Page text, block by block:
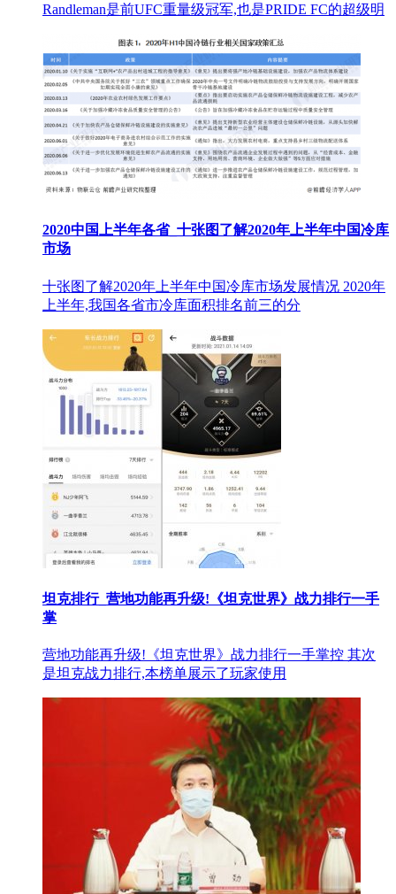
Randleman是前UFC重量级冠军,也是PRIDE FC的超级明
2020中国上半年各省_十张图了解2020年上半年中国冷库
市场
十张图了解2020年上半年中国冷库市场发展情况 2020年
上半年,我国各省市冷库面积排名前三的分
坦克排行_营地功能再升级!《坦克世界》战力排行一手
掌
营地功能再升级!《坦克世界》战力排行一手掌控 其次
是坦克战力排行,本榜单展示了玩家使用